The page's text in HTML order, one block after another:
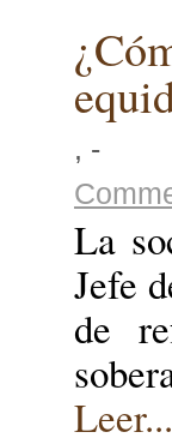
, -
La
Jefe
de
Leer...